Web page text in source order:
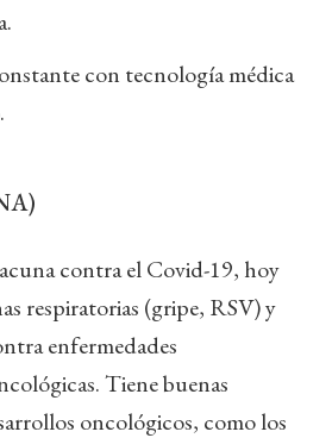
con tecnología médica
contra el Covid-19, hoy
respiratorias (gripe, RSV) y
enfermedades
Tiene buenas
oncológicos, como los